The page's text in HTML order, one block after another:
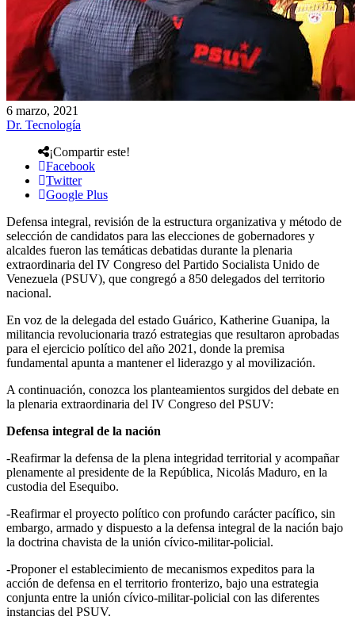
6 marzo, 2021
Dr. Tecnología
¡Compartir este!
Facebook
Twitter
Google Plus
Defensa integral, revisión de la estructura organizativa y método de
selección de candidatos para las elecciones de gobernadores y
alcaldes fueron las temáticas debatidas durante la plenaria
extraordinaria del IV Congreso del Partido Socialista Unido de
Venezuela (PSUV), que congregó a 850 delegados del territorio
nacional.
En voz de la delegada del estado Guárico, Katherine Guanipa, la
militancia revolucionaria trazó estrategias que resultaron aprobadas
para el ejercicio político del año 2021, donde la premisa
fundamental apunta a mantener el liderazgo y al movilización.
A continuación, conozca los planteamientos surgidos del debate en
la plenaria extraordinaria del IV Congreso del PSUV:
Defensa integral de la nación
-Reafirmar la defensa de la plena integridad territorial y acompañar
plenamente al presidente de la República, Nicolás Maduro, en la
custodia del Esequibo.
-Reafirmar el proyecto político con profundo carácter pacífico, sin
embargo, armado y dispuesto a la defensa integral de la nación bajo
la doctrina chavista de la unión cívico-militar-policial.
-Proponer el establecimiento de mecanismos expeditos para la
acción de defensa en el territorio fronterizo, bajo una estrategia
conjunta entre la unión cívico-militar-policial con las diferentes
instancias del PSUV.